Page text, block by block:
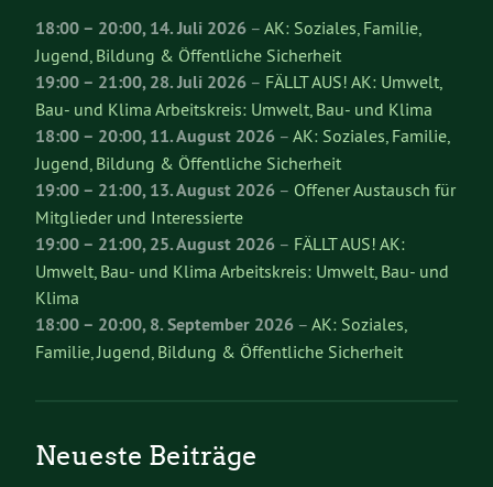
18:00– 20:00,14. Juli 2026 – AK: Soziales, Familie,
Jugend, Bildung & Öffentliche Sicherheit
19:00– 21:00,28. Juli 2026 – FÄLLT AUS! AK: Umwelt,
Bau- und Klima Arbeitskreis: Umwelt, Bau- und Klima
18:00– 20:00,11. August 2026 – AK: Soziales, Familie,
Jugend, Bildung & Öffentliche Sicherheit
19:00– 21:00,13. August 2026 – Offener Austausch für
Mitglieder und Interessierte
19:00– 21:00,25. August 2026 – FÄLLT AUS! AK:
Umwelt, Bau- und Klima Arbeitskreis: Umwelt, Bau- und
Klima
18:00– 20:00,8. September 2026 – AK: Soziales,
Familie, Jugend, Bildung & Öffentliche Sicherheit
Neueste Beiträge